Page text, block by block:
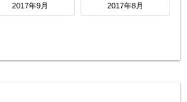
2017年9月 2017年8月